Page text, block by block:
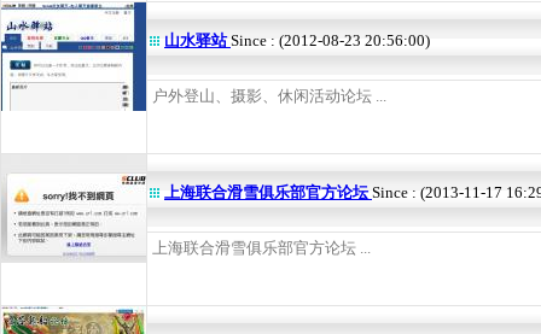
山水驿站Since : (2012-08-23 20:56:00)
户外登山、摄影、休闲活动论坛 ...
上海联合滑雪俱乐部官方论坛Since : (2013-11-17
上海联合滑雪俱乐部官方论坛 ...